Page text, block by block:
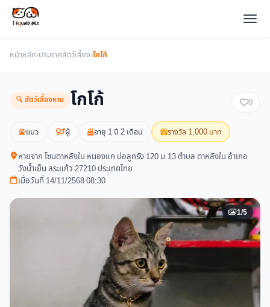
หน้าหลัก›ประกาศสัตว์เลี้ยง›โกโก้
🔍 สัตว์เลี้ยงหาย โกโก้ 0
แมว ผู้ อายุ 1 ปี 2 เดือน รางวัล 1,000 บาท
หายจาก โซนตาหลังใน หนองแก บ่อลูกรัง 120 ม.13 ตำบล ตาหลังใน อำเภอ
วังน้ำเย็น สระแก้ว 27210 ประเทศไทย
เมื่อวันที่ 14/11/2568 08:30
1/5